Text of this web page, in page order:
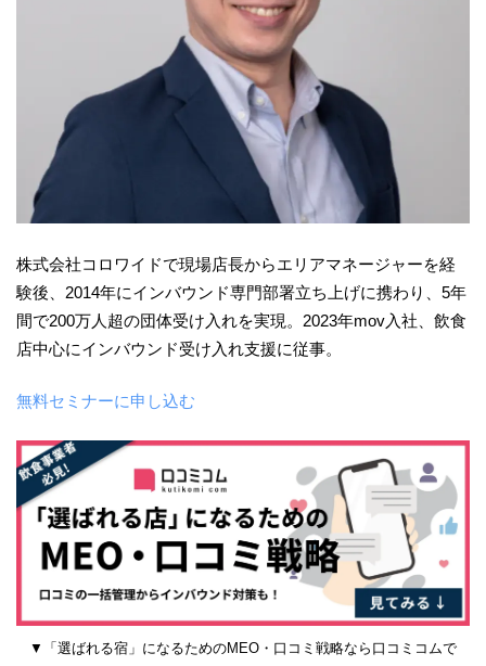
株式会社コロワイドで現場店長からエリアマネージャーを経
験後、2014年にインバウンド専門部署立ち上げに携わり、5年
間で200万人超の団体受け入れを実現。2023年mov入社、飲食
店中心にインバウンド受け入れ支援に従事。
無料セミナーに申し込む
▼「選ばれる宿」になるためのMEO・口コミ戦略なら口コミコムで